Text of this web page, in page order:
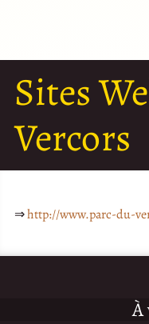
Sites
Vercors
⇒http://www.parc-du-
À